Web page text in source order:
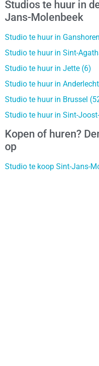
Studios te huur in
Jans-Molenbeek
Studio te huur in
Studio te huur in Sint-
Studio te huur in Jette (6)
Studio te huur in
Studio te huur in Brussel
Studio te huur in Sint-
Kopen of huren?
op
Studio te koop Sint-Jans-